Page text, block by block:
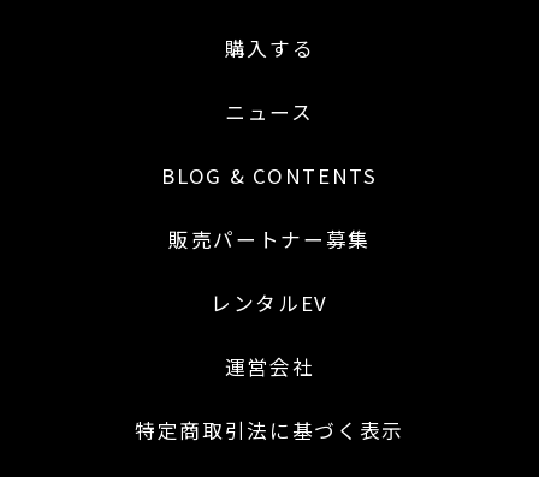
購入する
ニュース
BLOG & CONTENTS
販売パートナー募集
レンタルEV
運営会社
特定商取引法に基づく表示